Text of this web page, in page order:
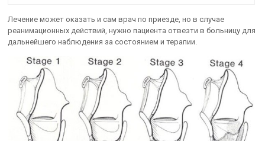
Лечение может оказать и сам врач по приезде, но в случае
реанимационных действий, нужно пациента отвезти в больницу для
дальнейшего наблюдения за состоянием и терапии.